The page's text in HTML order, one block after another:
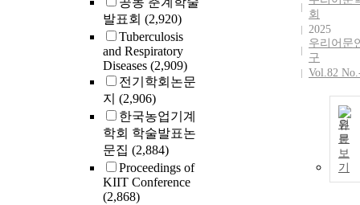
발표회 (2,920)
Tuberculosis
and Respiratory
Diseases (2,909)
전기학회논문
지 (2,906)
한국농업기계
학회 학술발표논
문집 (2,884)
Proceedings of
KIIT Conference
(2,868)
회
2025
우리어문
구
Vol.82
원
문
보
기